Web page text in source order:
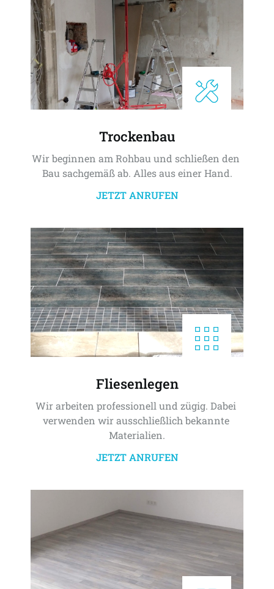
Trockenbau
Wir beginnen am Rohbau und schließen den
Bau sachgemäß ab. Alles aus einer Hand.
JETZT ANRUFEN
Fliesenlegen
Wir arbeiten professionell und zügig. Dabei
verwenden wir ausschließlich bekannte
Materialien.
JETZT ANRUFEN